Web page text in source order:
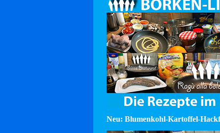
Neu: Blumenkohl-Kartoffel-